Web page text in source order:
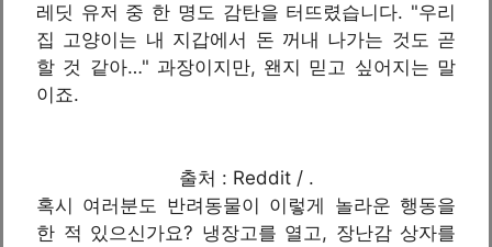
레딧 유저 중 한 명도 감탄을 터뜨렸습니다. "우리
집 고양이는 내 지갑에서 돈 꺼내 나가는 것도 곧
할 것 같아…" 과장이지만, 왠지 믿고 싶어지는 말
이죠.
출처 : Reddit / .
혹시 여러분도 반려동물이 이렇게 놀라운 행동을
한 적 있으신가요? 냉장고를 열고, 장난감 상자를